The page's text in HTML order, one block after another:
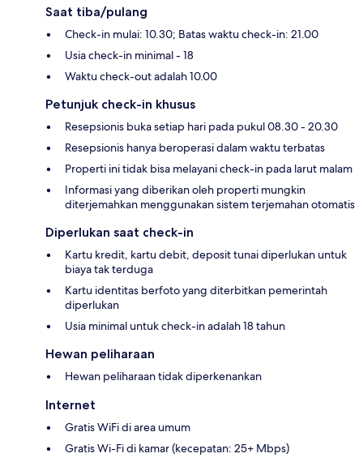
Saat tiba/pulang
Check-in mulai: 10.30; Batas waktu check-in: 21.00
Usia check-in minimal - 18
Waktu check-out adalah 10.00
Petunjuk check-in khusus
Resepsionis buka setiap hari pada pukul 08.30 - 20.30
Resepsionis hanya beroperasi dalam waktu terbatas
Properti ini tidak bisa melayani check-in pada larut malam
Informasi yang diberikan oleh properti mungkin
diterjemahkan menggunakan sistem terjemahan otomatis
Diperlukan saat check-in
Kartu kredit, kartu debit, deposit tunai diperlukan untuk
biaya tak terduga
Kartu identitas berfoto yang diterbitkan pemerintah
diperlukan
Usia minimal untuk check-in adalah 18 tahun
Hewan peliharaan
Hewan peliharaan tidak diperkenankan
Internet
Gratis WiFi di area umum
Gratis Wi-Fi di kamar (kecepatan: 25+ Mbps)